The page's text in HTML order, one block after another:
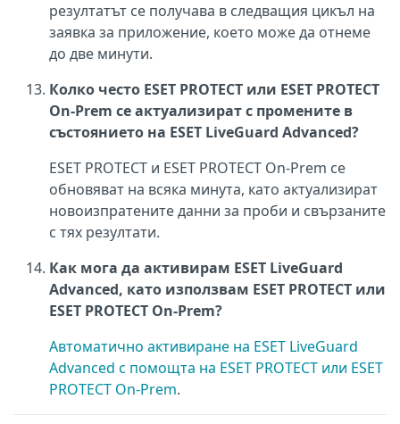
резултатът се получава в следващия цикъл на
заявка за приложение, което може да отнеме
до две минути.
Колко често ESET PROTECT или ESET PROTECT
On-Prem се актуализират с промените в
състоянието на ESET LiveGuard Advanced?
ESET PROTECT и ESET PROTECT On-Prem се
обновяват на всяка минута, като актуализират
новоизпратените данни за проби и свързаните
с тях резултати.
Как мога да активирам ESET LiveGuard
Advanced, като използвам ESET PROTECT или
ESET PROTECT On-Prem?
Автоматично активиране на ESET LiveGuard
Advanced с помощта на ESET PROTECT или ESET
PROTECT On-Prem.